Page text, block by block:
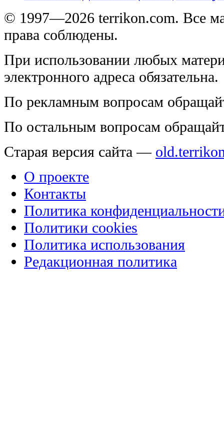
© 1997—2026 terrikon.com. Все
права соблюдены.
При использовании любых
электронного адреса обязательна.
По рекламным вопросам
По остальным вопросам
Старая версия сайта —
О проекте
Контакты
Политика
Политики cookies
Политика использования
Редакционная политика